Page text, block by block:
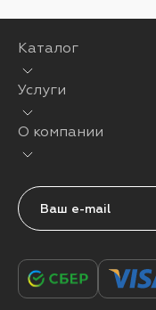
Каталог
Услуги
О компании